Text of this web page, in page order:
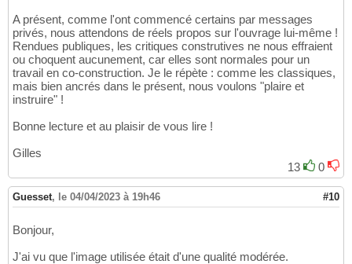
A présent, comme l'ont commencé certains par messages
privés, nous attendons de réels propos sur l'ouvrage lui-même !
Rendues publiques, les critiques construtives ne nous effraient
ou choquent aucunement, car elles sont normales pour un
travail en co-construction. Je le répète : comme les classiques,
mais bien ancrés dans le présent, nous voulons "plaire et
instruire" !
Bonne lecture et au plaisir de vous lire !
Gilles
13
0
Guesset, le 04/04/2023 à 19h46 #10
Bonjour,
J'ai vu que l'image utilisée était d'une qualité modérée.